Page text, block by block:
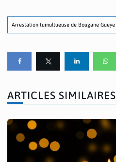
Arrestation tumultueuse de Bougane Gueye
ARTICLES SIMILAIRES